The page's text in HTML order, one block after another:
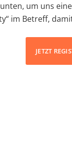
um uns
im Betreff,
JETZT